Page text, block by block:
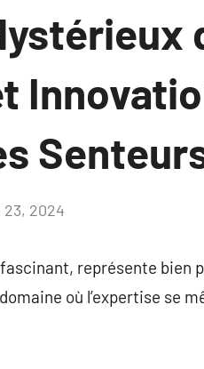
23, 2024
représente bien
où l’expertise se